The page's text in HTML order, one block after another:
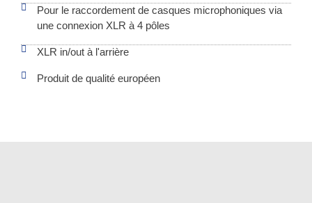
Pour le raccordement de casques microphoniques via
une connexion XLR à 4 pôles
XLR in/out à l'arrière
Produit de qualité européen